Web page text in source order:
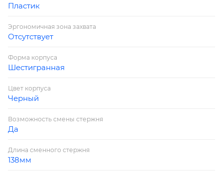
Пластик
Эргономичная зона захвата
Отсутствует
Форма корпуса
Шестигранная
Цвет корпуса
Черный
Возможность смены стержня
Да
Длина сменного стержня
138мм